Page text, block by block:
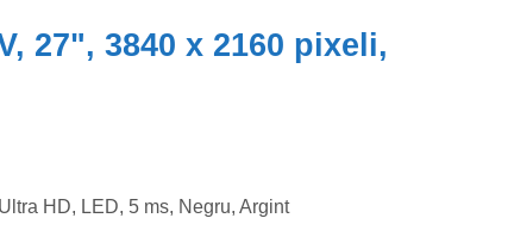
27", 3840 x 2160 pixeli,
HD, LED, 5 ms, Negru, Argint